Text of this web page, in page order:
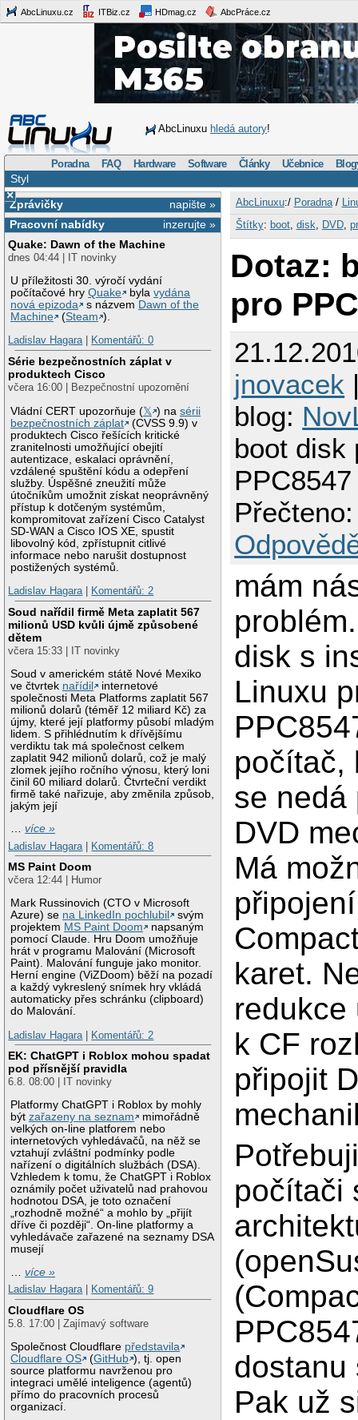
AbcLinuxu.cz ITBiz.cz HDmag.cz AbcPráce.cz
AbcLinuxu hledá autory!
Poradna FAQ Hardware Software Články Učebnice
Styl
×
napište »
Zprávičky
inzerujte »
Pracovní nabídky
Quake: Dawn of the Machine
dnes 04:44 | IT novinky
U příležitosti 30. výročí vydání
počítačové hryQuake bylavydána
nová epizoda
s názvem Dawn of the
Machine
(Steam ).
Ladislav Hagara| Komentářů: 0
Série bezpečnostních záplat v
produktech Cisco
včera 16:00 | Bezpečnostní upozornění
Vládní CERT upozorňuje (𝕏 ) nasérii
bezpečnostních záplat
(CVSS 9.9) v
produktech Cisco řešících kritické
zranitelnosti umožňující obejití
autentizace, eskalaci oprávnění,
vzdálené spuštění kódu a odepření
služby. Úspěšné zneužití může
útočníkům umožnit získat neoprávněný
přístup k dotčeným systémům,
kompromitovat zařízení Cisco Catalyst
SD-WAN a Cisco IOS XE, spustit
libovolný kód, zpřístupnit citlivé
informace nebo narušit dostupnost
postižených systémů.
Ladislav Hagara| Komentářů: 2
Soud nařídil firmě Meta zaplatit 567
milionů USD kvůli újmě způsobené
dětem
včera 15:33 | IT novinky
Soud v americkém státě Nové Mexiko
ve čtvrtek nařídil
internetové
společnosti Meta Platforms zaplatit 567
milionů dolarů (téměř 12 miliard Kč) za
újmy, které její platformy působí mladým
lidem. S přihlédnutím k dřívějšímu
verdiktu tak má společnost celkem
zaplatit 942 milionů dolarů, což je malý
zlomek jejího ročního výnosu, který loni
činil 60 miliard dolarů. Čtvrteční verdikt
firmě také nařizuje, aby změnila způsob,
jakým její
…více »
Ladislav Hagara
Komentářů: 8
MS Paint Doom
včera 12:44 | Humor
Mark Russinovich (CTO v Microsoft
Azure) se na LinkedIn pochlubil
svým
projektem MS Paint Doom
napsaným
pomocí Claude. Hru Doom umožňuje
hrát v programu Malování (Microsoft
Paint). Malování funguje jako monitor.
Herní engine (ViZDoom) běží na pozadí
a každý vykreslený snímek hry vkládá
automaticky přes schránku (clipboard)
do Malování.
Ladislav Hagara
Komentářů: 2
EK: ChatGPT i Roblox mohou spadat
pod přísnější pravidla
6.8. 08:00 | IT novinky
Platformy ChatGPT i Roblox by mohly
býtzařazeny na seznam
mimořádně
velkých on-line platforem nebo
internetových vyhledávačů, na něž se
vztahují zvláštní podmínky podle
nařízení o digitálních službách (DSA).
Vzhledem k tomu, že ChatGPT i Roblox
oznámily počet uživatelů nad prahovou
hodnotou DSA, je toto označení
„rozhodně možné“ a mohlo by „přijít
dříve či později“. On-line platformy a
vyhledávače zařazené na seznamy DSA
musejí
…více »
Ladislav Hagara| Komentářů: 9
Cloudflare OS
5.8. 17:00 | Zajímavý software
Společnost Cloudflare představila
Cloudflare OS
(GitHub ), tj. open
source platformu navrženou pro
integraci umělé inteligence (agentů)
přímo do pracovních procesů
organizací.
AbcLinuxu:/ Poradna/
Štítky: boot, disk DVD,
Dotaz:
pro
jnovacek
blog:
boot disk
PPC8547
mám
disk s
Linuxu
počítač,
se nedá
DVD
Má
karet.
redukce
k CF
připojit
počítači
dostanu
Pak už